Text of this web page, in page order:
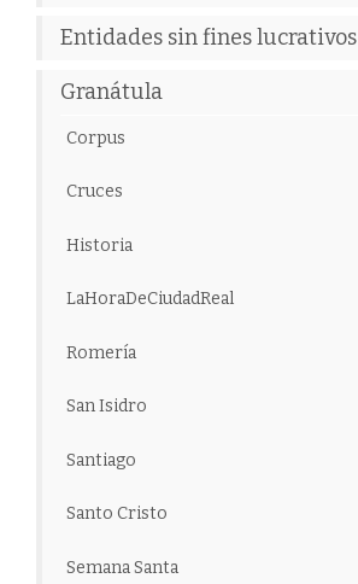
Entidades sin fines lucrativos
Granátula
Corpus
Cruces
Historia
LaHoraDeCiudadReal
Romería
San Isidro
Santiago
Santo Cristo
Semana Santa